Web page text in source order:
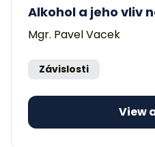
Alkohol a jeho vliv
Mgr. Pavel Vacek
Závislosti
View